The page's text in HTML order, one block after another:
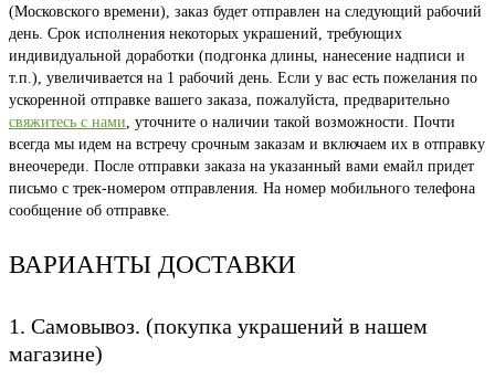
(Московского времени), заказ будет отправлен на следующий рабочий
день. Срок исполнения некоторых украшений, требующих
индивидуальной доработки (подгонка длины, нанесение надписи и
т.п.), увеличивается на 1 рабочий день. Если у вас есть пожелания по
ускоренной отправке вашего заказа, пожалуйста, предварительно
свяжитесь с нами, уточните о наличии такой возможности. Почти
всегда мы идем на встречу срочным заказам и включаем их в отправку
внеочереди. После отправки заказа на указанный вами емайл придет
письмо с трек-номером отправления. На номер мобильного телефона
сообщение об отправке.
ВАРИАНТЫ ДОСТАВКИ
1. Самовывоз. (покупка украшений в нашем
магазине)